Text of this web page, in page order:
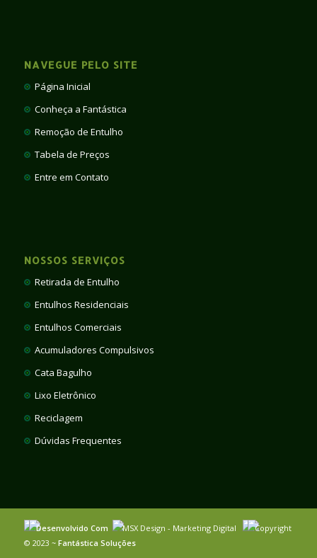
NAVEGUE PELO SITE
Página Inicial
Conheça a Fantástica
Remoção de Entulho
Tabela de Preços
Entre em Contato
NOSSOS SERVIÇOS
Retirada de Entulho
Entulhos Residenciais
Entulhos Comerciais
Acumuladores Compulsivos
Cata Bagulho
Lixo Eletrônico
Reciclagem
Dúvidas Frequentes
Desenvolvido Com MSX Design - Marketing Digital
Copyright
© 2023 ~ Fantástica Soluções